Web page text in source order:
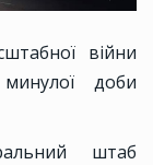
війни
доби
штаб